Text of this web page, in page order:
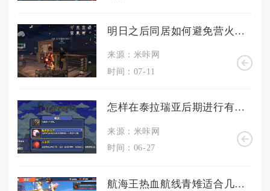
明日之后同居如何避免营火传染
来源：米咔网
时间：07-11
怎样在泰拉瑞亚后期进行有效的进阶
来源：米咔网
时间：06-27
航海王热血航线青雉适合几人组队玩